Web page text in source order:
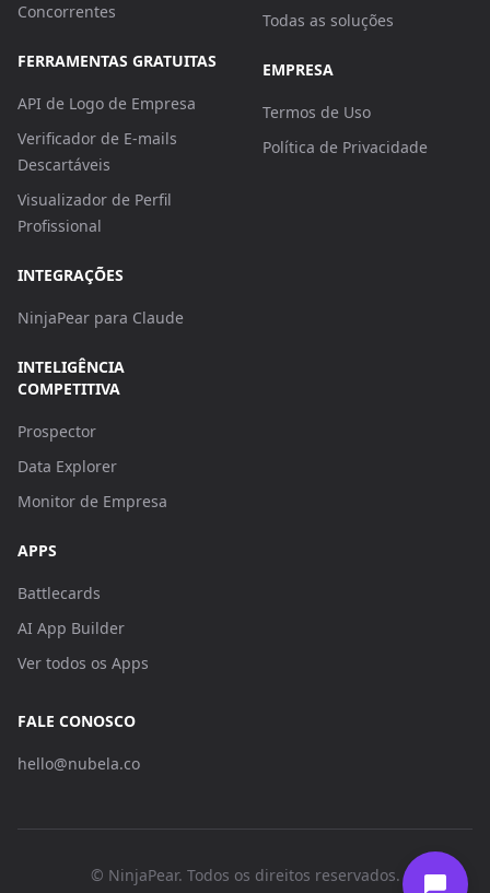
Concorrentes
FERRAMENTAS GRATUITAS
API de Logo de Empresa
Verificador de E-mails
Descartáveis
Visualizador de Perfil
Profissional
INTEGRAÇÕES
NinjaPear para Claude
INTELIGÊNCIA
COMPETITIVA
Prospector
Data Explorer
Monitor de Empresa
APPS
Battlecards
AI App Builder
Ver todos os Apps
Todas as soluções
EMPRESA
Termos de Uso
Política de Privacidade
FALE CONOSCO
hello@nubela.co
© NinjaPear. Todos os direitos reservados.